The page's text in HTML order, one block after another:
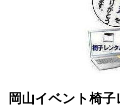
岡山イベント椅